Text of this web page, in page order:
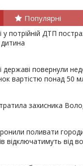
Популярні
у потрійній ДТП
державі повернули
вартістю понад 50
захисника
поливати
відключатимуть від